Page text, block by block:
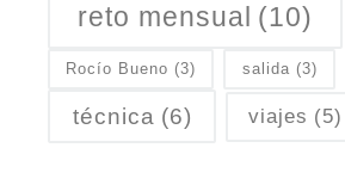
reto mensual (10)
Rocío Bueno (3) salida (3)
técnica (6) viajes (5)